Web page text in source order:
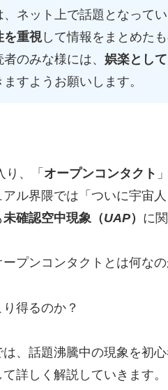
ネット上で話題となってい
を重視して情報をまとめた
のみな様には、 娯楽として
すようお願いします。
り、「 オープンコンタクト
アル界隈では「ついに宇宙
未確認空中現象（UAP） に
プンコンタクトとは何なの
得るのか？
は、話題沸騰中の現象を初
て詳しく解説していきます。